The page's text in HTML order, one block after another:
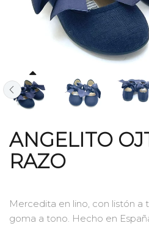
ANGELITO
RAZO
Mercedita en lino, con listón a
goma a tono. Hecho en